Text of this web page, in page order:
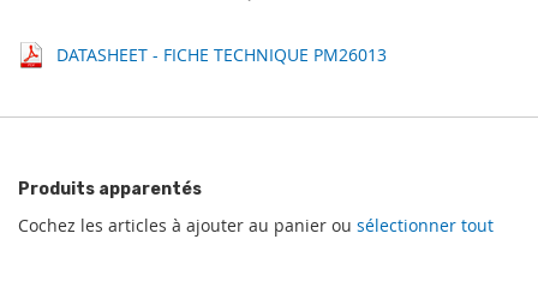
DATASHEET - FICHE TECHNIQUE PM26013
Produits apparentés
Cochez les articles à ajouter au panier ou sélectionner tout